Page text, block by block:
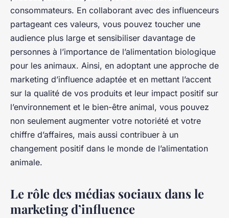
consommateurs. En collaborant avec des influenceurs
partageant ces valeurs, vous pouvez toucher une
audience plus large et sensibiliser davantage de
personnes à l’importance de l’alimentation biologique
pour les animaux. Ainsi, en adoptant une approche de
marketing d’influence adaptée et en mettant l’accent
sur la qualité de vos produits et leur impact positif sur
l’environnement et le bien-être animal, vous pouvez
non seulement augmenter votre notoriété et votre
chiffre d’affaires, mais aussi contribuer à un
changement positif dans le monde de l’alimentation
animale.
Le rôle des médias sociaux dans le
marketing d’influence